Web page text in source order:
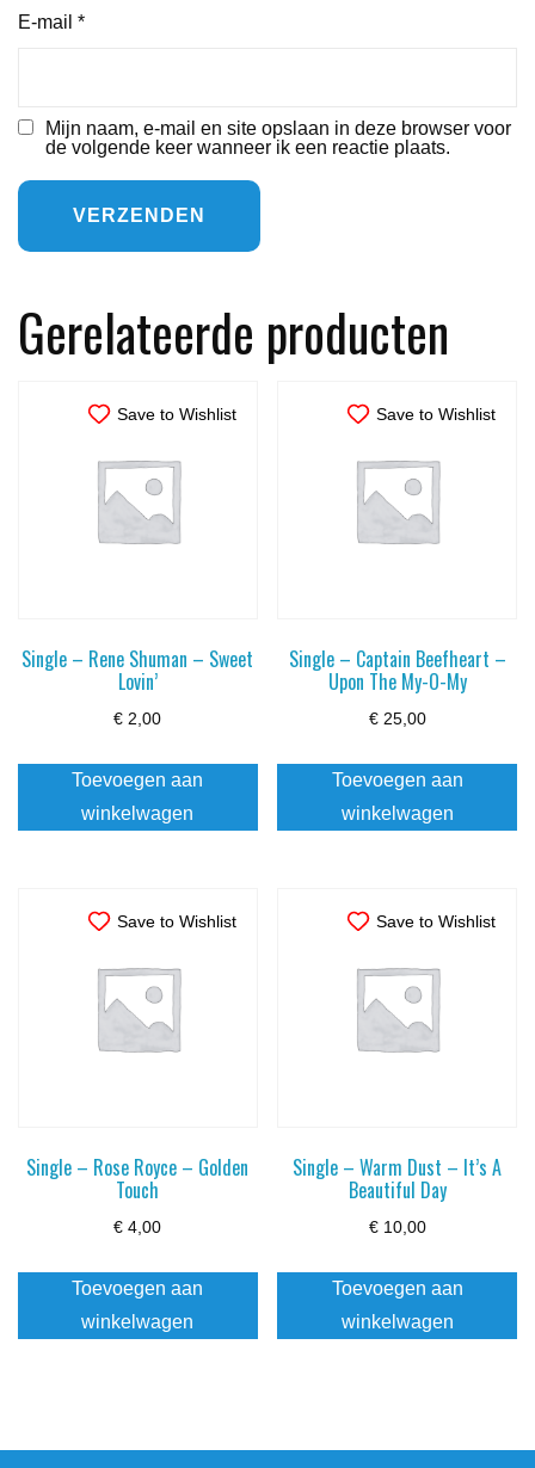
E-mail *
Mijn naam, e-mail en site opslaan in deze browser voor
de volgende keer wanneer ik een reactie plaats.
Gerelateerde producten
Save to Wishlist
Single – Rene Shuman – Sweet
Lovin’
€ 2,00
Toevoegen aan
winkelwagen
Save to Wishlist
Single – Captain Beefheart –
Upon The My-O-My
€25,00
Toevoegen aan
winkelwagen
Save to Wishlist
Single – Rose Royce – Golden
Touch
€ 4,00
Toevoegen aan
winkelwagen
Save to Wishlist
Single – Warm Dust – It’s A
Beautiful Day
€10,00
Toevoegen aan
winkelwagen